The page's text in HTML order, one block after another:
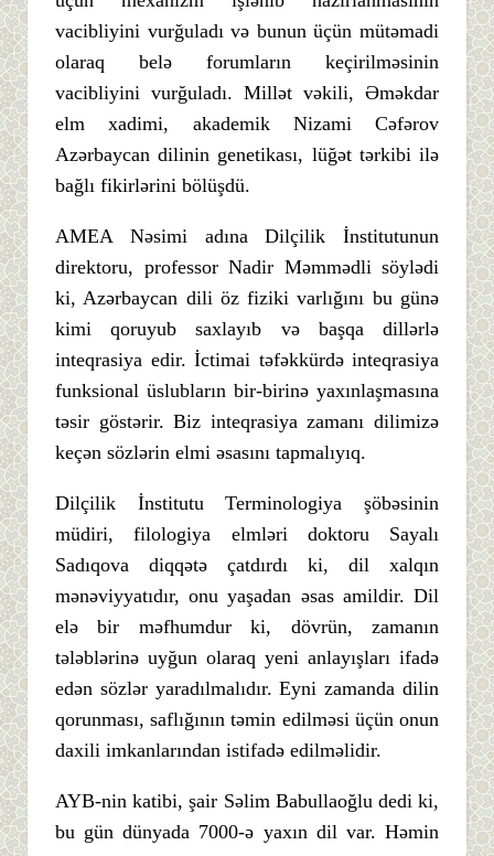
vacibliyini vurğuladı və bunun üçün mütəmadi
olaraq belə forumların keçirilməsinin
vacibliyini vurğuladı. Millət vəkili, Əməkdar
elm xadimi, akademik Nizami Cəfərov
Azərbaycan dilinin genetikası, lüğət tərkibi ilə
bağlı fikirlərini bölüşdü.
AMEA Nəsimi adına Dilçilik İnstitutunun
direktoru, professor Nadir Məmmədli söylədi
ki, Azərbaycan dili öz fiziki varlığını bu günə
kimi qoruyub saxlayıb və başqa dillərlə
inteqrasiya edir. İctimai təfəkkürdə inteqrasiya
funksional üslubların bir-birinə yaxınlaşmasına
təsir göstərir. Biz inteqrasiya zamanı dilimizə
keçən sözlərin elmi əsasını tapmalıyıq.
Dilçilik İnstitutu Terminologiya şöbəsinin
müdiri, filologiya elmləri doktoru Sayalı
Sadıqova diqqətə çatdırdı ki, dil xalqın
mənəviyyatıdır, onu yaşadan əsas amildir. Dil
elə bir məfhumdur ki, dövrün, zamanın
tələblərinə uyğun olaraq yeni anlayışları ifadə
edən sözlər yaradılmalıdır. Eyni zamanda dilin
qorunması, saflığının təmin edilməsi üçün onun
daxili imkanlarından istifadə edilməlidir.
AYB-nin katibi, şair Səlim Babullaoğlu dedi ki,
bu gün dünyada 7000-ə yaxın dil var. Həmin